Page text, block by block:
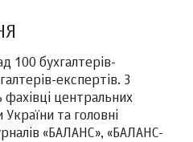
100 бухгалтерів-
експертів. З
центральних
України та головні
«БАЛАНС», «БАЛАНС-